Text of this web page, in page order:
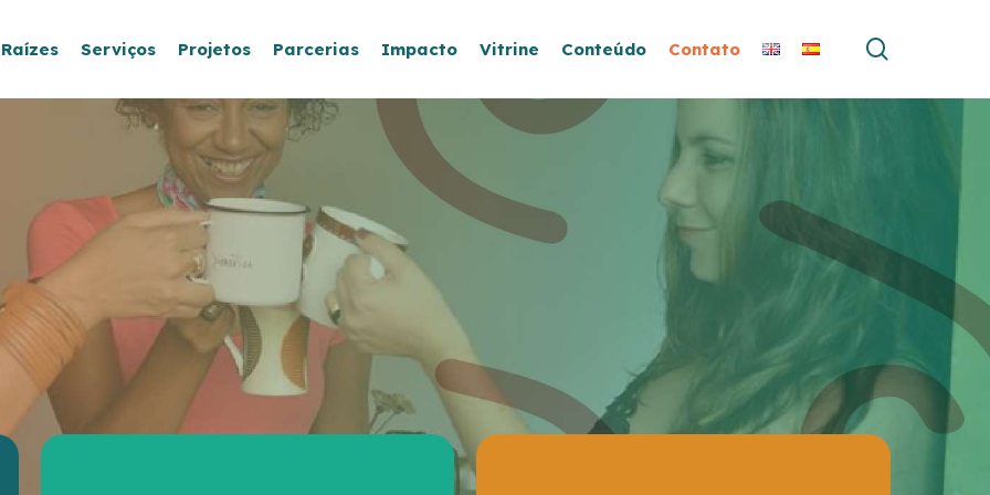
Serviços Projetos Parcerias Impacto Vitrine Conteúdo Contato